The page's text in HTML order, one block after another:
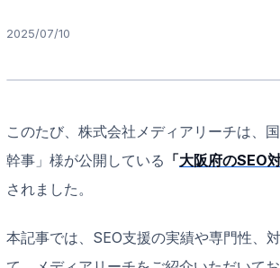
2025/07/10
このたび、株式会社メディアリーチは、
幹事」様が公開している 「大阪府のSEO
されました。
本記事では、SEO支援の実績や専門性、